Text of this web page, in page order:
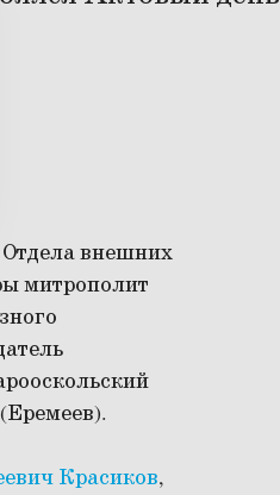
внешних
митрополит
Красиков,